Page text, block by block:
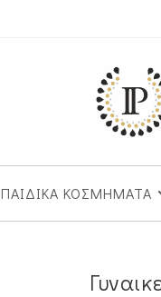
ΠΑΙΔΙΚΑ ΚΟΣΜΗΜΑΤΑ